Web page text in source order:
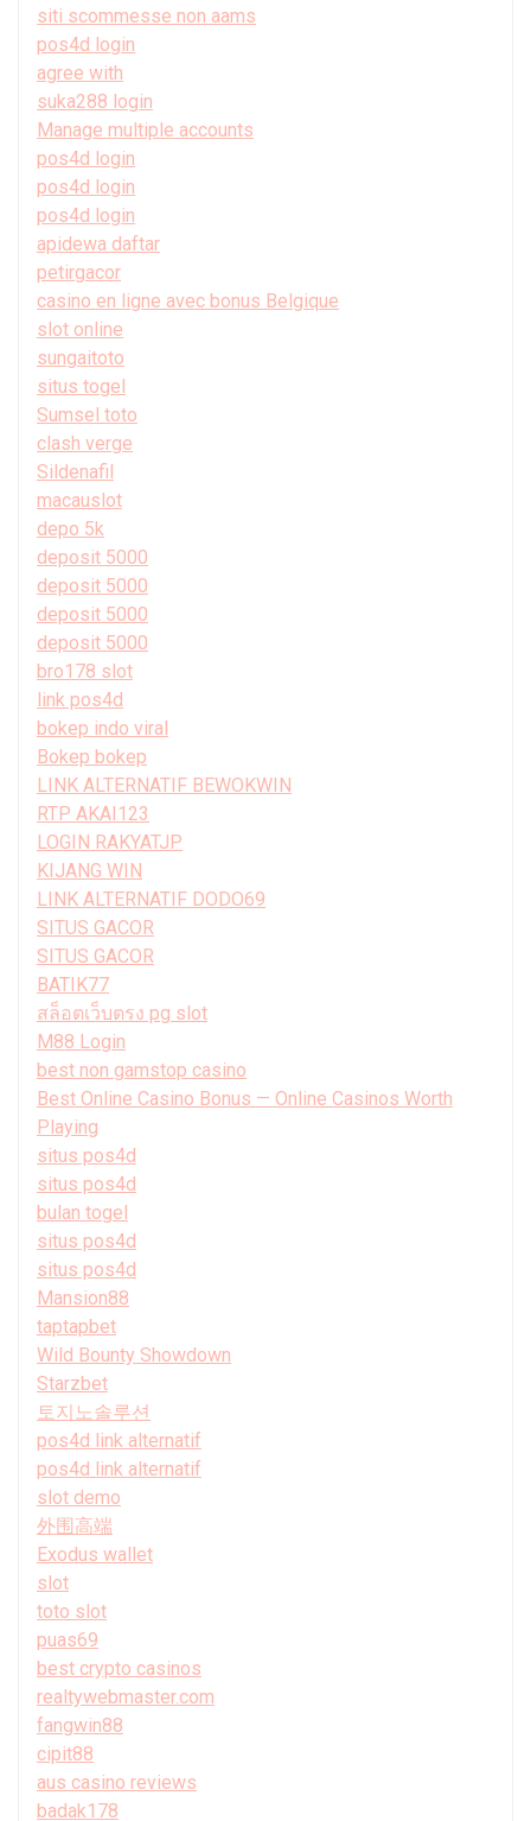
siti scommesse non aams
pos4d login
agree with
suka288 login
Manage multiple accounts
pos4d login
pos4d login
pos4d login
apidewa daftar
petirgacor
casino en ligne avec bonus Belgique
slot online
sungaitoto
situs togel
Sumsel toto
clash verge
Sildenafil
macauslot
depo 5k
deposit 5000
deposit 5000
deposit 5000
deposit 5000
bro178 slot
link pos4d
bokep indo viral
Bokep bokep
LINK ALTERNATIF BEWOKWIN
RTP AKAI123
LOGIN RAKYATJP
KIJANG WIN
LINK ALTERNATIF DODO69
SITUS GACOR
SITUS GACOR
BATIK77
สล็อตเว็บตรง pg slot
M88 Login
best non gamstop casino
Best Online Casino Bonus — Online Casinos Worth
Playing
situs pos4d
situs pos4d
bulan togel
situs pos4d
situs pos4d
Mansion88
taptapbet
Wild Bounty Showdown
Starzbet
토지노솔루션
pos4d link alternatif
pos4d link alternatif
slot demo
外围高端
Exodus wallet
slot
toto slot
puas69
best crypto casinos
realtywebmaster.com
fangwin88
cipit88
aus casino reviews
badak178